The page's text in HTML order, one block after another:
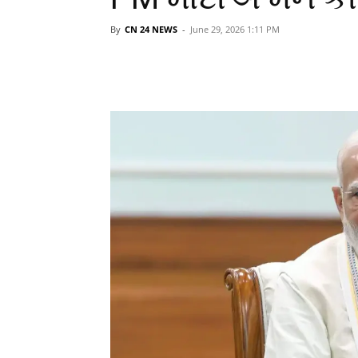
By CN 24 NEWS - June 29, 2026 1:11 PM